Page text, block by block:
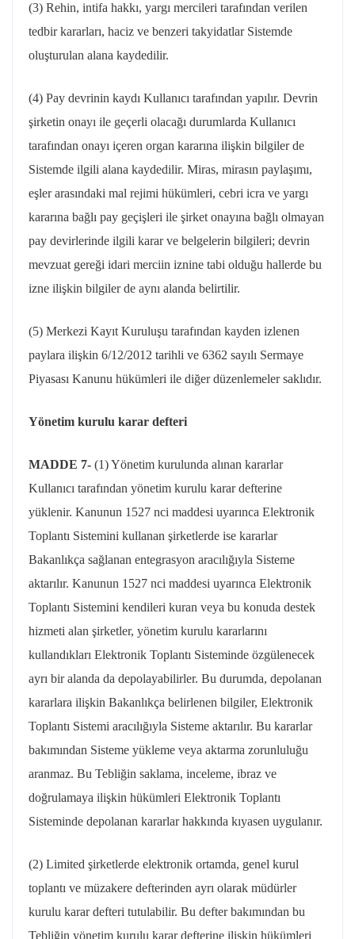
(3) Rehin, intifa hakkı, yargı mercileri tarafından verilen
tedbir kararları, haciz ve benzeri takyidatlar Sistemde
oluşturulan alana kaydedilir.
(4) Pay devrinin kaydı Kullanıcı tarafından yapılır. Devrin
şirketin onayı ile geçerli olacağı durumlarda Kullanıcı
tarafından onayı içeren organ kararına ilişkin bilgiler de
Sistemde ilgili alana kaydedilir. Miras, mirasın paylaşımı,
eşler arasındaki mal rejimi hükümleri, cebri icra ve yargı
kararına bağlı pay geçişleri ile şirket onayına bağlı olmayan
pay devirlerinde ilgili karar ve belgelerin bilgileri; devrin
mevzuat gereği idari merciin iznine tabi olduğu hallerde bu
izne ilişkin bilgiler de aynı alanda belirtilir.
(5) Merkezi Kayıt Kuruluşu tarafından kayden izlenen
paylara ilişkin 6/12/2012 tarihli ve 6362 sayılı Sermaye
Piyasası Kanunu hükümleri ile diğer düzenlemeler saklıdır.
Yönetim kurulu karar defteri
MADDE 7- (1) Yönetim kurulunda alınan kararlar
Kullanıcı tarafından yönetim kurulu karar defterine
yüklenir. Kanunun 1527 nci maddesi uyarınca Elektronik
Toplantı Sistemini kullanan şirketlerde ise kararlar
Bakanlıkça sağlanan entegrasyon aracılığıyla Sisteme
aktarılır. Kanunun 1527 nci maddesi uyarınca Elektronik
Toplantı Sistemini kendileri kuran veya bu konuda destek
hizmeti alan şirketler, yönetim kurulu kararlarını
kullandıkları Elektronik Toplantı Sisteminde özgülenecek
ayrı bir alanda da depolayabilirler. Bu durumda, depolanan
kararlara ilişkin Bakanlıkça belirlenen bilgiler, Elektronik
Toplantı Sistemi aracılığıyla Sisteme aktarılır. Bu kararlar
bakımından Sisteme yükleme veya aktarma zorunluluğu
aranmaz. Bu Tebliğin saklama, inceleme, ibraz ve
doğrulamaya ilişkin hükümleri Elektronik Toplantı
Sisteminde depolanan kararlar hakkında kıyasen uygulanır.
(2) Limited şirketlerde elektronik ortamda, genel kurul
toplantı ve müzakere defterinden ayrı olarak müdürler
kurulu karar defteri tutulabilir. Bu defter bakımından bu
Tebliğin yönetim kurulu karar defterine ilişkin hükümleri